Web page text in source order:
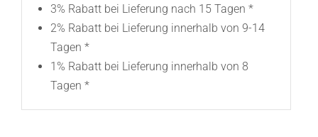
3% Rabatt bei Lieferung nach 15 Tagen *
2% Rabatt bei Lieferung innerhalb von 9-14
Tagen *
1% Rabatt bei Lieferung innerhalb von 8
Tagen *